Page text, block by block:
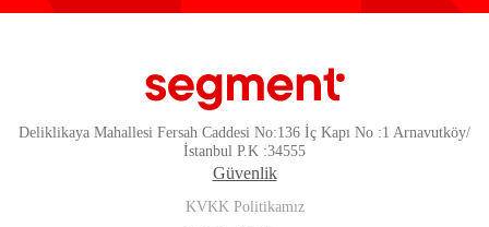
Deliklikaya Mahallesi Fersah Caddesi No:136 İç Kapı No :1 Arnavutköy/
İstanbul P.K :34555
Güvenlik
KVKK Politikamız